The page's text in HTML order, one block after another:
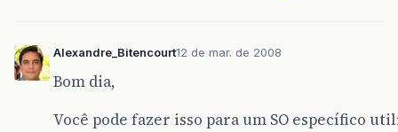
Alexandre_Bitencourt12 de mar. de 2008
Bom dia,
Você pode fazer isso para um SO específico